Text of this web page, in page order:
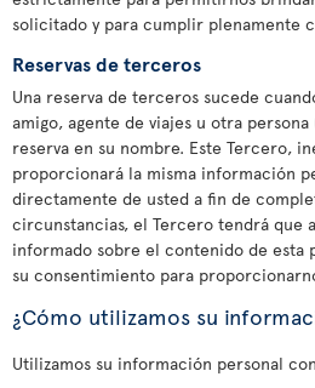
solicitado y para cumplir plenamente
Reservas de terceros
Una reserva de terceros sucede
amigo, agente de viajes u otra persona
reserva en su nombre. Este Tercero,
proporcionará la misma información
directamente de usted a fin de
circunstancias, el Tercero tendrá que
informado sobre el contenido de esta
su consentimiento para
¿Cómo utilizamos su
Utilizamos su información personal